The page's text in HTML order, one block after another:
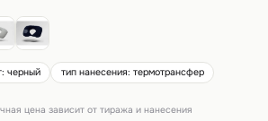
черный тип нанесения: термотрансфер
цена зависит от тиража и нанесения